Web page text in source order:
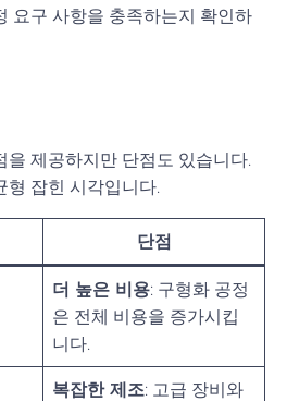
요구 사항을 충족하는지 확인하
을 제공하지만 단점도 있습니다.
형 잡힌 시각입니다.
단점
더 높은 비용: 구형화 공정
은 전체 비용을 증가시킵
니다.
복잡한 제조: 고급 장비와